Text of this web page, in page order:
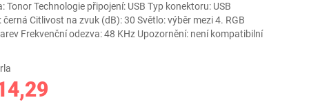
Tonor Technologie připojení: USB Typ konektoru: USB
Citlivost na zvuk (dB): 30 Světlo: výběr mezi 4. RGB
Frekvenční odezva: 48 KHz Upozornění: není kompatibilní